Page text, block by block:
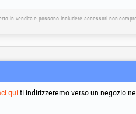
in vendita e possono includere accessori non
cookie
quiti indirizzeremo verso un negozio